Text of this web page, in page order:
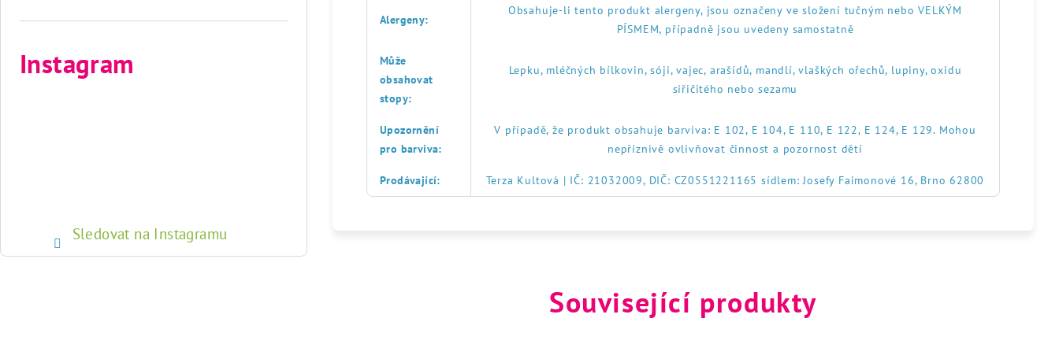
Instagram
Sledovat na Instagramu
Alergeny:
Obsahuje-li tento produkt alergeny, jsou označeny ve složení tučným nebo VELKÝM
PÍSMEM, případně jsou uvedeny samostatně
Může
obsahovat
stopy:
Lepku, mléčných bílkovin, sóji, vajec, arašídů, mandlí, vlaškých ořechů, lupiny, oxidu
siřičitého nebo sezamu
Upozornění
pro barviva:
V případě, že produkt obsahuje barviva: E 102, E 104, E 110, E 122, E 124, E 129. Mohou
nepříznivě ovlivňovat činnost a pozornost dětí
Prodávající: Terza Kultová | IČ: 21032009, DIČ: CZ0551221165 sídlem: Josefy Faimonové 16, Brno 62800
Související produkty